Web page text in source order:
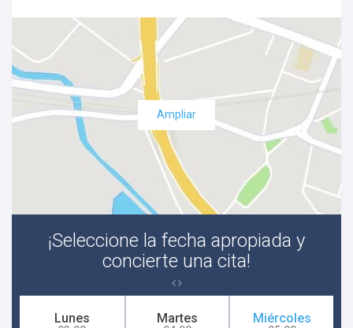
Ampliar
¡Seleccione la fecha apropiada y
concierte una cita!
Lunes Martes Miércoles